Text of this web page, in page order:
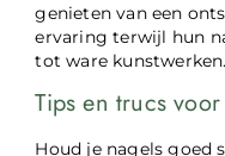
genieten van een
ervaring terwijl hun
tot ware kunstwerken.
Tips en trucs
Houd je nagels goed